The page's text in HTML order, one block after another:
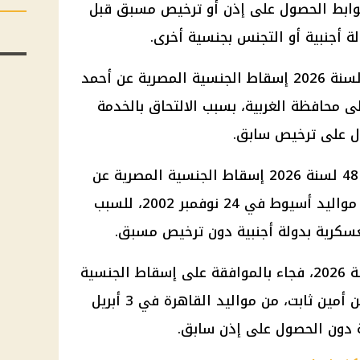
الحصول على إذن أو ترخيص مسبق قبل
أجنبية أو التجنس بجنسية أخرى.
وشمل قرار مجلس الوزراء رقم 47 لسنة 2026 إسقاط الجنسية المصرية عن أحمد
الغربية، بسبب الالتحاق بالخدمة
على ترخيص سابق.
رقم 48 لسنة 2026 إسقاط الجنسية المصرية عن
محمد أشرف محمد عبد الرازق، من مواليد أسيوط في 24 نوفمبر 2002، للسبب
بدولة أجنبية دون ترخيص مسبق.
رقم 49 لسنة 2026، فجاء بالموافقة على إسقاط الجنسية
المصرية عن أحمد محمد كمال الدين أمين ثابت، من مواليد القاهرة في 3 أبريل